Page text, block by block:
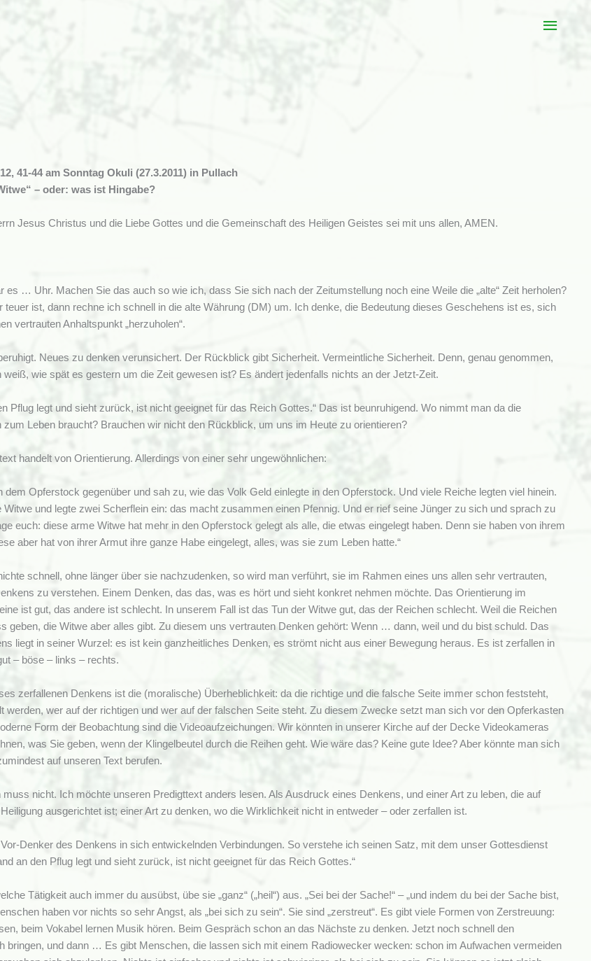
41-44 am Sonntag Okuli (27.3.2011) in Pullach
– oder: was ist Hingabe?
Jesus Christus und die Liebe Gottes und die Gemeinschaft des Heiligen Geistes sei mit uns allen, AMEN.
es … Uhr. Machen Sie das auch so wie ich, dass Sie sich nach der Zeitumstellung noch eine Weile die „alte“ Zeit herholen?
teuer ist, dann rechne ich schnell in die alte Währung (DM) um. Ich denke, die Bedeutung dieses Geschehens ist es, sich
vertrauten Anhaltspunkt „herzuholen“.
Neues zu denken verunsichert. Der Rückblick gibt Sicherheit. Vermeintliche Sicherheit. Denn, genau genommen,
wie spät es gestern um die Zeit gewesen ist? Es ändert jedenfalls nichts an der Jetzt-Zeit.
Pflug legt und sieht zurück, ist nicht geeignet für das Reich Gottes.“ Das ist beunruhigend. Wo nimmt man da die
zum Leben braucht? Brauchen wir nicht den Rückblick, um uns im Heute zu orientieren?
handelt von Orientierung. Allerdings von einer sehr ungewöhnlichen:
dem Opferstock gegenüber und sah zu, wie das Volk Geld einlegte in den Opferstock. Und viele Reiche legten viel hinein.
und legte zwei Scherflein ein: das macht zusammen einen Pfennig. Und er rief seine Jünger zu sich und sprach zu
euch: diese arme Witwe hat mehr in den Opferstock gelegt als alle, die etwas eingelegt haben. Denn sie haben von ihrem
aber hat von ihrer Armut ihre ganze Habe eingelegt, alles, was sie zum Leben hatte.“
schnell, ohne länger über sie nachzudenken, so wird man verführt, sie im Rahmen eines uns allen sehr vertrauten,
zu verstehen. Einem Denken, das das, was es hört und sieht konkret nehmen möchte. Das Orientierung im
ist gut, das andere ist schlecht. In unserem Fall ist das Tun der Witwe gut, das der Reichen schlecht. Weil die Reichen
geben, die Witwe aber alles gibt. Zu diesem uns vertrauten Denken gehört: Wenn … dann, weil und du bist schuld. Das
liegt in seiner Wurzel: es ist kein ganzheitliches Denken, es strömt nicht aus einer Bewegung heraus. Es ist zerfallen in
– böse – links – rechts.
zerfallenen Denkens ist die (moralische) Überheblichkeit: da die richtige und die falsche Seite immer schon feststeht,
werden, wer auf der richtigen und wer auf der falschen Seite steht. Zu diesem Zwecke setzt man sich vor den Opferkasten
Form der Beobachtung sind die Videoaufzeichungen. Wir könnten in unserer Kirche auf der Decke Videokameras
was Sie geben, wenn der Klingelbeutel durch die Reihen geht. Wie wäre das? Keine gute Idee? Aber könnte man sich
auf unseren Text berufen.
muss nicht. Ich möchte unseren Predigttext anders lesen. Als Ausdruck eines Denkens, und einer Art zu leben, die auf
ausgerichtet ist; einer Art zu denken, wo die Wirklichkeit nicht in entweder – oder zerfallen ist.
Denker des Denkens in sich entwickelnden Verbindungen. So verstehe ich seinen Satz, mit dem unser Gottesdienst
an den Pflug legt und sieht zurück, ist nicht geeignet für das Reich Gottes.“
Tätigkeit auch immer du ausübst, übe sie „ganz“ („heil“) aus. „Sei bei der Sache!“ – „und indem du bei der Sache bist,
haben vor nichts so sehr Angst, als „bei sich zu sein“. Sie sind „zerstreut“. Es gibt viele Formen von Zerstreuung:
beim Vokabel lernen Musik hören. Beim Gespräch schon an das Nächste zu denken. Jetzt noch schnell den
bringen, und dann … Es gibt Menschen, die lassen sich mit einem Radiowecker wecken: schon im Aufwachen vermeiden